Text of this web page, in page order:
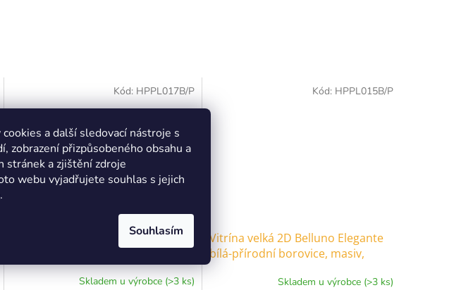
a další sledovací nástroje s
zobrazení přizpůsobeného obsahu a
stránek a zjištění zdroje
webu vyjadřujete souhlas s jejich
.
Souhlasím
Vitrína se zásuvkami Belluno
Elegante bílá-přírodní borovice,
masiv, rozměr 130x90x45cm
Skladem u výrobce (>3 ks)
Kód: HPPL017B/P
Vitrína velká 2D Belluno Elegante
bílá-přírodní borovice, masiv,
rozměr 190x90x45cm
Skladem u výrobce (>3 ks)
Kód: HPPL015B/P